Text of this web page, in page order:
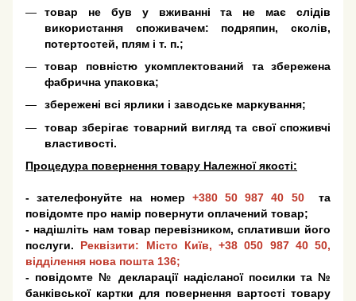
товар не був у вживанні та не має слідів
використання споживачем: подряпин, сколів,
потертостей, плям і т. п.;
товар повністю укомплектований та збережена
фабрична упаковка;
збережені всі ярлики і заводське маркування;
товар зберігає товарний вигляд та свої споживчі
властивості.
Процедура повернення товару Належної якості:
- зателефонуйте на номер +380 50 987 40 50
та
повідомте про намір повернути оплачений товар;
- надішліть нам товар перевізником, сплативши його
послуги. Реквізити: Місто Київ, +38 050 987 40 50,
відділення нова пошта 136;
- повідомте № декларації надісланої посилки та №
банківської картки для повернення вартості товару